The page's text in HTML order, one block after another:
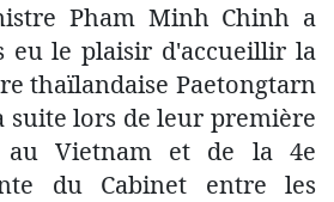
Pham Minh Chinh a
eu le plaisir d'accueillir la
thaïlandaise Paetongtarn
suite lors de leur première
au Vietnam et de la 4e
du Cabinet entre les